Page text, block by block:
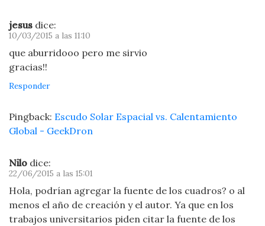
jesus dice:
10/03/2015 a las 11:10
que aburridooo pero me sirvio
gracias!!
Responder
Pingback: Escudo Solar Espacial vs. Calentamiento
Global - GeekDron
Nilo dice:
22/06/2015 a las 15:01
Hola, podrían agregar la fuente de los cuadros? o al
menos el año de creación y el autor. Ya que en los
trabajos universitarios piden citar la fuente de los